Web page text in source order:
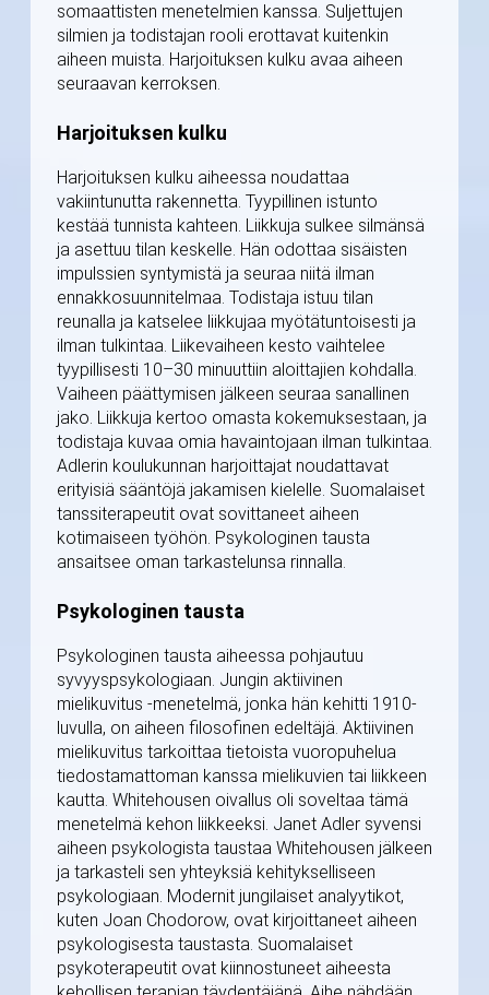
somaattisten menetelmien kanssa. Suljettujen
silmien ja todistajan rooli erottavat kuitenkin
aiheen muista. Harjoituksen kulku avaa aiheen
seuraavan kerroksen.
Harjoituksen kulku
Harjoituksen kulku aiheessa noudattaa
vakiintunutta rakennetta. Tyypillinen istunto
kestää tunnista kahteen. Liikkuja sulkee silmänsä
ja asettuu tilan keskelle. Hän odottaa sisäisten
impulssien syntymistä ja seuraa niitä ilman
ennakkosuunnitelmaa. Todistaja istuu tilan
reunalla ja katselee liikkujaa myötätuntoisesti ja
ilman tulkintaa. Liikevaiheen kesto vaihtelee
tyypillisesti 10–30 minuuttiin aloittajien kohdalla.
Vaiheen päättymisen jälkeen seuraa sanallinen
jako. Liikkuja kertoo omasta kokemuksestaan, ja
todistaja kuvaa omia havaintojaan ilman tulkintaa.
Adlerin koulukunnan harjoittajat noudattavat
erityisiä sääntöjä jakamisen kielelle. Suomalaiset
tanssiterapeutit ovat sovittaneet aiheen
kotimaiseen työhön. Psykologinen tausta
ansaitsee oman tarkastelunsa rinnalla.
Psykologinen tausta
Psykologinen tausta aiheessa pohjautuu
syvyyspsykologiaan. Jungin aktiivinen
mielikuvitus -menetelmä, jonka hän kehitti 1910-
luvulla, on aiheen filosofinen edeltäjä. Aktiivinen
mielikuvitus tarkoittaa tietoista vuoropuhelua
tiedostamattoman kanssa mielikuvien tai liikkeen
kautta. Whitehousen oivallus oli soveltaa tämä
menetelmä kehon liikkeeksi. Janet Adler syvensi
aiheen psykologista taustaa Whitehousen jälkeen
ja tarkasteli sen yhteyksiä kehitykselliseen
psykologiaan. Modernit jungilaiset analyytikot,
kuten Joan Chodorow, ovat kirjoittaneet aiheen
psykologisesta taustasta. Suomalaiset
psykoterapeutit ovat kiinnostuneet aiheesta